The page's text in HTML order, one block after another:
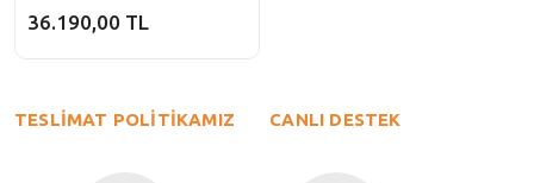
36.190,00 TL
TESLİMAT POLİTİKAMIZ CANLI DESTEK